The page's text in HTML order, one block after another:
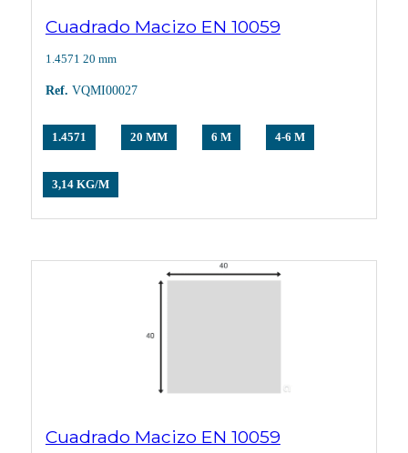
Cuadrado Macizo EN 10059
1.4571 20 mm
Ref. VQMI00027
1.4571 20 MM 6 M 4-6 M
3,14 KG/M
Cuadrado Macizo EN 10059